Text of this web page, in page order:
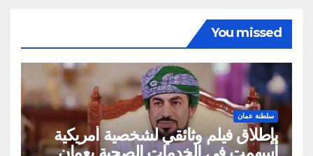
You missed
سلطنة عمان
بإطلاق فيلم وثائقي لشخصية أمريكية